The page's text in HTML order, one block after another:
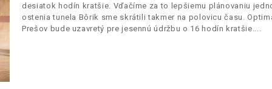
desiatok hodín kratšie. Vďačíme za to lepšiemu plánovaniu
ostenia tunela Bôrik sme skrátili takmer na polovicu času.
Prešov bude uzavretý pre jesennú údržbu o 16 hodín kratšie.